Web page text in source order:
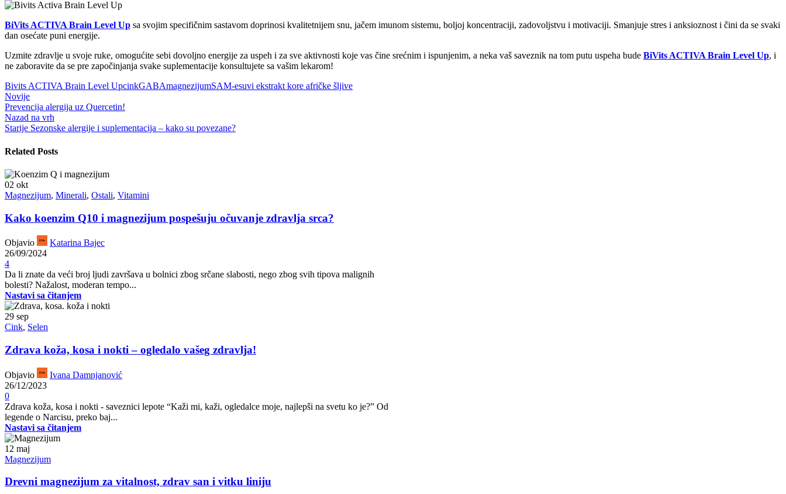
BiVits ACTIVA Brain Level Up sa svojim specifičnim sastavom doprinosi kvalitetnijem snu, jačem imunom sistemu, boljoj koncentraciji, zadovoljstvu i motivaciji. Smanjuje stres i anksioznost i čini da se svaki
dan osećate puni energije.
Uzmite zdravlje u svoje ruke, omogućite sebi dovoljno energije za uspeh i za sve aktivnosti koje vas čine srećnim i ispunjenim, a neka vaš saveznik na tom putu uspeha bude BiVits ACTIVA Brain Level Up, i
ne zaboravite da se pre započinjanja svake suplementacije konsultujete sa vašim lekarom!
Bivits ACTIVA Brain Level UpcinkGABAmagnezijumSAM-esuvi ekstrakt kore afričke šljive
Novije
Prevencija alergija uz Quercetin!
Nazad na vrh
Starije Sezonske alergije i suplementacija – kako su povezane?
Related Posts
02 okt
Magnezijum, Minerali, Ostali, Vitamini
Kako koenzim Q10 i magnezijum pospešuju očuvanje zdravlja srca?
Objavio
Katarina Bajec
26/09/2024
4
Da li znate da veći broj ljudi završava u bolnici zbog srčane slabosti, nego zbog svih tipova malignih
bolesti? Nažalost, moderan tempo...
Nastavi sa čitanjem
29 sep
Cink, Selen
Zdrava koža, kosa i nokti – ogledalo vašeg zdravlja!
Objavio
Ivana Damnjanović
26/12/2023
0
Zdrava koža, kosa i nokti - saveznici lepote “Kaži mi, kaži, ogledalce moje, najlepši na svetu ko je?” Od
legende o Narcisu, preko baj...
Nastavi sa čitanjem
12 maj
Magnezijum
Drevni magnezijum za vitalnost, zdrav san i vitku liniju